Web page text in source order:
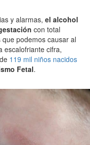
y alarmas, el alcohol
con total
podemos causar al
escalofriante cifra,
119 mil niños nacidos
Fetal.